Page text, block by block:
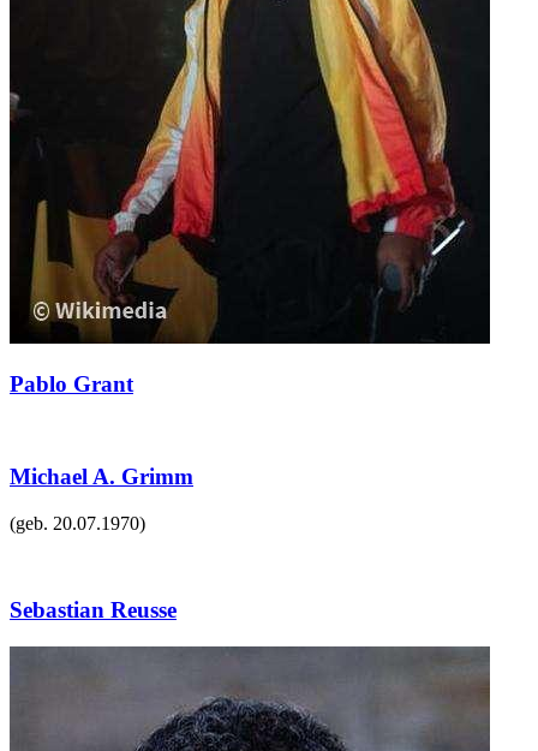
Pablo Grant
Michael A. Grimm
(geb. 20.07.1970)
Sebastian Reusse